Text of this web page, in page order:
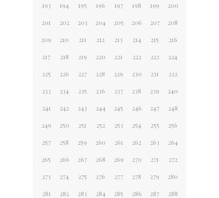
193 194 195 196 197 198 199 200
201 202 203 204 205 206 207 208
209 210 211 212 213 214 215 216
217 218 219 220 221 222 223 224
225 226 227 228 229 230 231 232
233 234 235 236 237 238 239 240
241 242 243 244 245 246 247 248
249 250 251 252 253 254 255 256
257 258 259 260 261 262 263 264
265 266 267 268 269 270 271 272
273 274 275 276 277 278 279 280
281 282 283 284 285 286 287 288